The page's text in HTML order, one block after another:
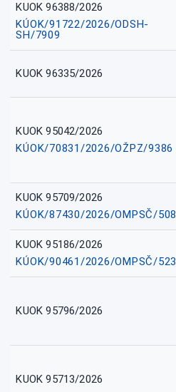
KUOK 96388/2026
KÚOK/91722/2026/ODSH-
SH/7909
KUOK 96335/2026
KUOK 95042/2026
KÚOK/70831/2026/OŽPZ/9386
KUOK 95709/2026
KÚOK/87430/2026/OMPSČ/508
KUOK 95186/2026
KÚOK/90461/2026/OMPSČ/523
KUOK 95796/2026
KUOK 95713/2026